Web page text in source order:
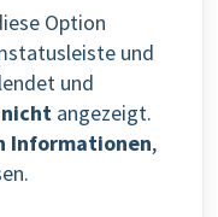
Option
und
und
angezeigt.
Informationen,